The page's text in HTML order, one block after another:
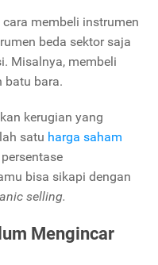
membeli instrumen
beda sektor saja
Misalnya, membeli
batu bara.
kerugian yang
satu harga saham
bisa sikapi dengan
selling.
Mengincar